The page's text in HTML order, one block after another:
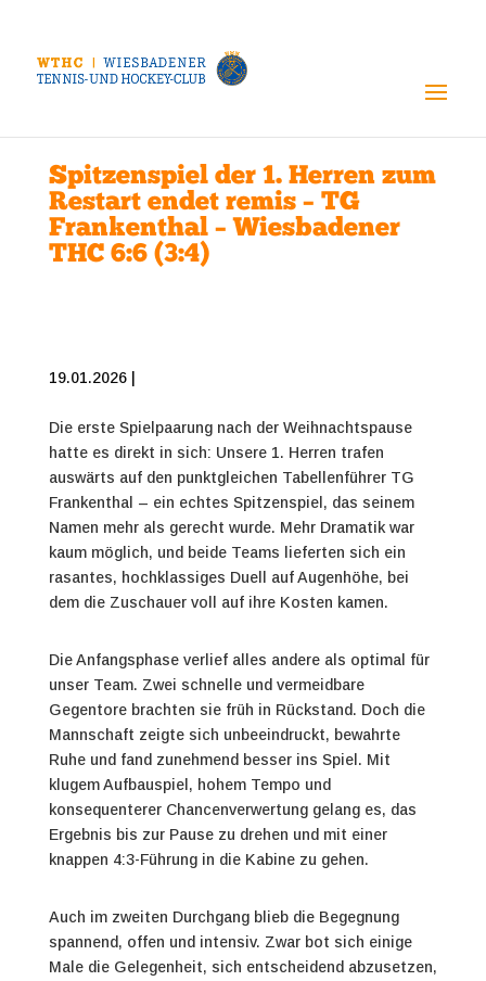
Spitzenspiel der 1. Herren zum
Restart endet remis – TG
Frankenthal – Wiesbadener
THC 6:6 (3:4)
19.01.2026 |
Die erste Spielpaarung nach der Weihnachtspause
hatte es direkt in sich: Unsere 1. Herren trafen
auswärts auf den punktgleichen Tabellenführer TG
Frankenthal – ein echtes Spitzenspiel, das seinem
Namen mehr als gerecht wurde. Mehr Dramatik war
kaum möglich, und beide Teams lieferten sich ein
rasantes, hochklassiges Duell auf Augenhöhe, bei
dem die Zuschauer voll auf ihre Kosten kamen.
Die Anfangsphase verlief alles andere als optimal für
unser Team. Zwei schnelle und vermeidbare
Gegentore brachten sie früh in Rückstand. Doch die
Mannschaft zeigte sich unbeeindruckt, bewahrte
Ruhe und fand zunehmend besser ins Spiel. Mit
klugem Aufbauspiel, hohem Tempo und
konsequenterer Chancenverwertung gelang es, das
Ergebnis bis zur Pause zu drehen und mit einer
knappen 4:3-Führung in die Kabine zu gehen.
Auch im zweiten Durchgang blieb die Begegnung
spannend, offen und intensiv. Zwar bot sich einige
Male die Gelegenheit, sich entscheidend abzusetzen,